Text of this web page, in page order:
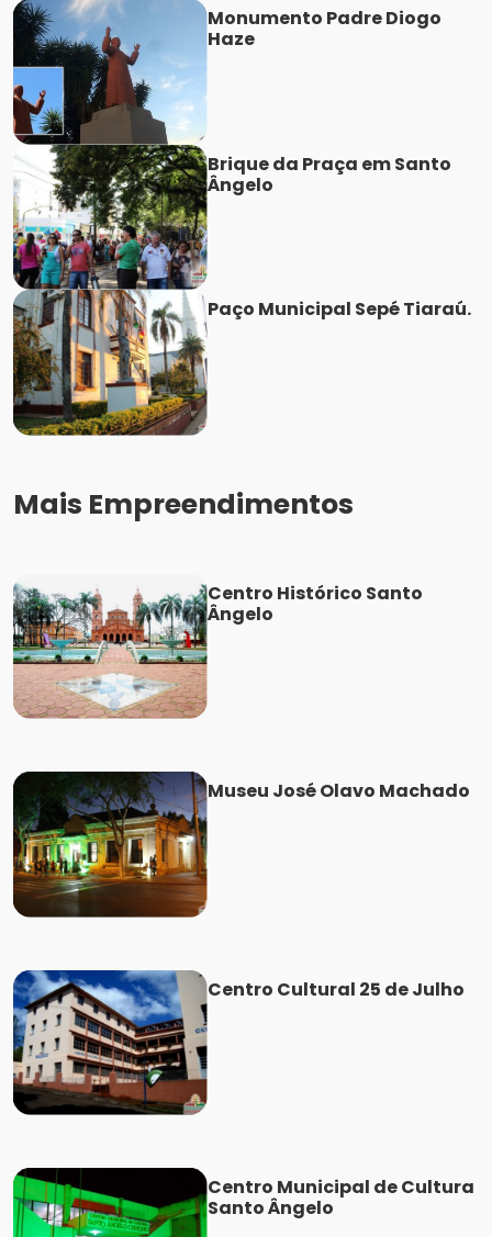
Monumento Padre Diogo
Haze
Brique da Praça em Santo
Ângelo
Paço Municipal Sepé Tiaraú.
Mais Empreendimentos
Centro Histórico Santo
Ângelo
Museu José Olavo Machado
Centro Cultural 25 de Julho
Centro Municipal de Cultura
Santo Ângelo